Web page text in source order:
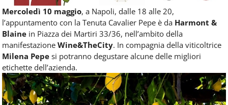
Mercoledì 10 maggio, a Napoli, dalle 18 alle 20,
l’appuntamento con la Tenuta Cavalier Pepe è da Harmont &
Blaine in Piazza dei Martiri 33/36, nell’ambito della
manifestazione Wine&TheCity. In compagnia della viticoltrice
Milena Pepe si potranno degustare alcune delle migliori
etichette dell’azienda.